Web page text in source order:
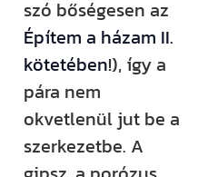
szó bőségesen az
Építem a házam II.
kötetében!), így a
pára nem
okvetlenül jut be a
szerkezetbe. A